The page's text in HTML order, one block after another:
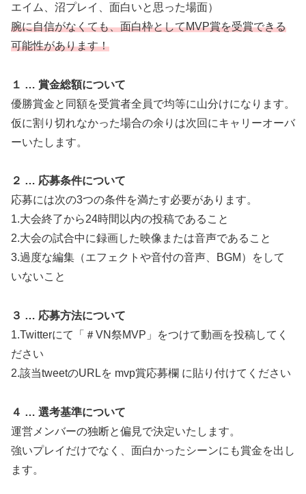
エイム、沼プレイ、面白いと思った場面）
腕に自信がなくても、面白枠としてMVP賞を受賞できる
可能性があります！
１ … 賞金総額について
優勝賞金と同額を受賞者全員で均等に山分けになります。
仮に割り切れなかった場合の余りは次回にキャリーオーバ
ーいたします。
２ … 応募条件について
応募には次の3つの条件を満たす必要があります。
1.大会終了から24時間以内の投稿であること
2.大会の試合中に録画した映像または音声であること
3.過度な編集（エフェクトや音付の音声、BGM）をして
いないこと
３ … 応募方法について
1.Twitterにて「＃VN祭MVP」をつけて動画を投稿してく
ださい
2.該当tweetのURLを mvp賞応募欄 に貼り付けてください
４ … 選考基準について
運営メンバーの独断と偏見で決定いたします。
強いプレイだけでなく、面白かったシーンにも賞金を出し
ます。